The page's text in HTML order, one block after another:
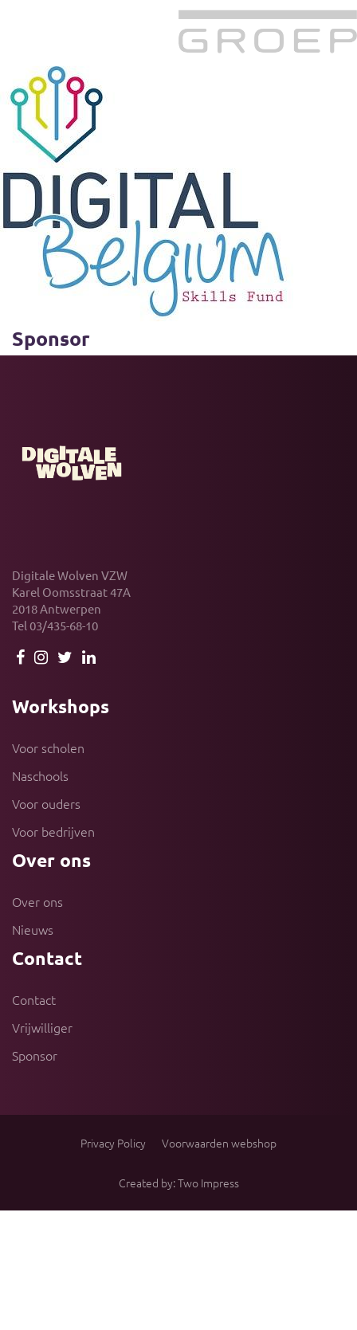
Sponsor
Digitale Wolven VZW
Karel Oomsstraat 47A
2018 Antwerpen
Tel 03/435-68-10
Workshops
Voor scholen
Naschools
Voor ouders
Voor bedrijven
Over ons
Over ons
Nieuws
Contact
Contact
Vrijwilliger
Sponsor
Privacy Policy Voorwaarden webshop
Created by: Two Impress